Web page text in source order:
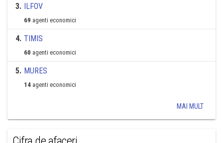
3. ILFOV
69 agenti economici
4. TIMIS
60 agenti economici
5. MURES
14 agenti economici
MAI MULT